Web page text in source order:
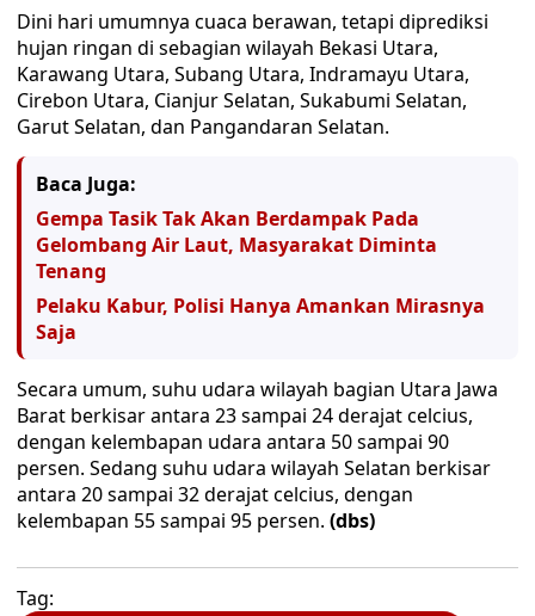
Dini hari umumnya cuaca berawan, tetapi diprediksi
hujan ringan di sebagian wilayah Bekasi Utara,
Karawang Utara, Subang Utara, Indramayu Utara,
Cirebon Utara, Cianjur Selatan, Sukabumi Selatan,
Garut Selatan, dan Pangandaran Selatan.
Baca Juga:
Gempa Tasik Tak Akan Berdampak Pada
Gelombang Air Laut, Masyarakat Diminta
Tenang
Pelaku Kabur, Polisi Hanya Amankan Mirasnya
Saja
Secara umum, suhu udara wilayah bagian Utara Jawa
Barat berkisar antara 23 sampai 24 derajat celcius,
dengan kelembapan udara antara 50 sampai 90
persen. Sedang suhu udara wilayah Selatan berkisar
antara 20 sampai 32 derajat celcius, dengan
kelembapan 55 sampai 95 persen. (dbs)
Tag: